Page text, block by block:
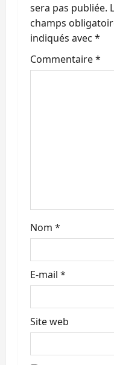
sera pas publiée.
champs
indiqués avec *
Commentaire*
Nom *
E-mail *
Site web